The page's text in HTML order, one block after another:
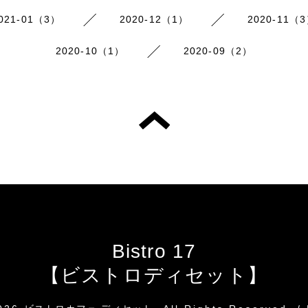
01（3） 2020-12（1） 2020-11（3
2020-10（1） 2020-09（2）
Bistro 17
【ビストロディセット】